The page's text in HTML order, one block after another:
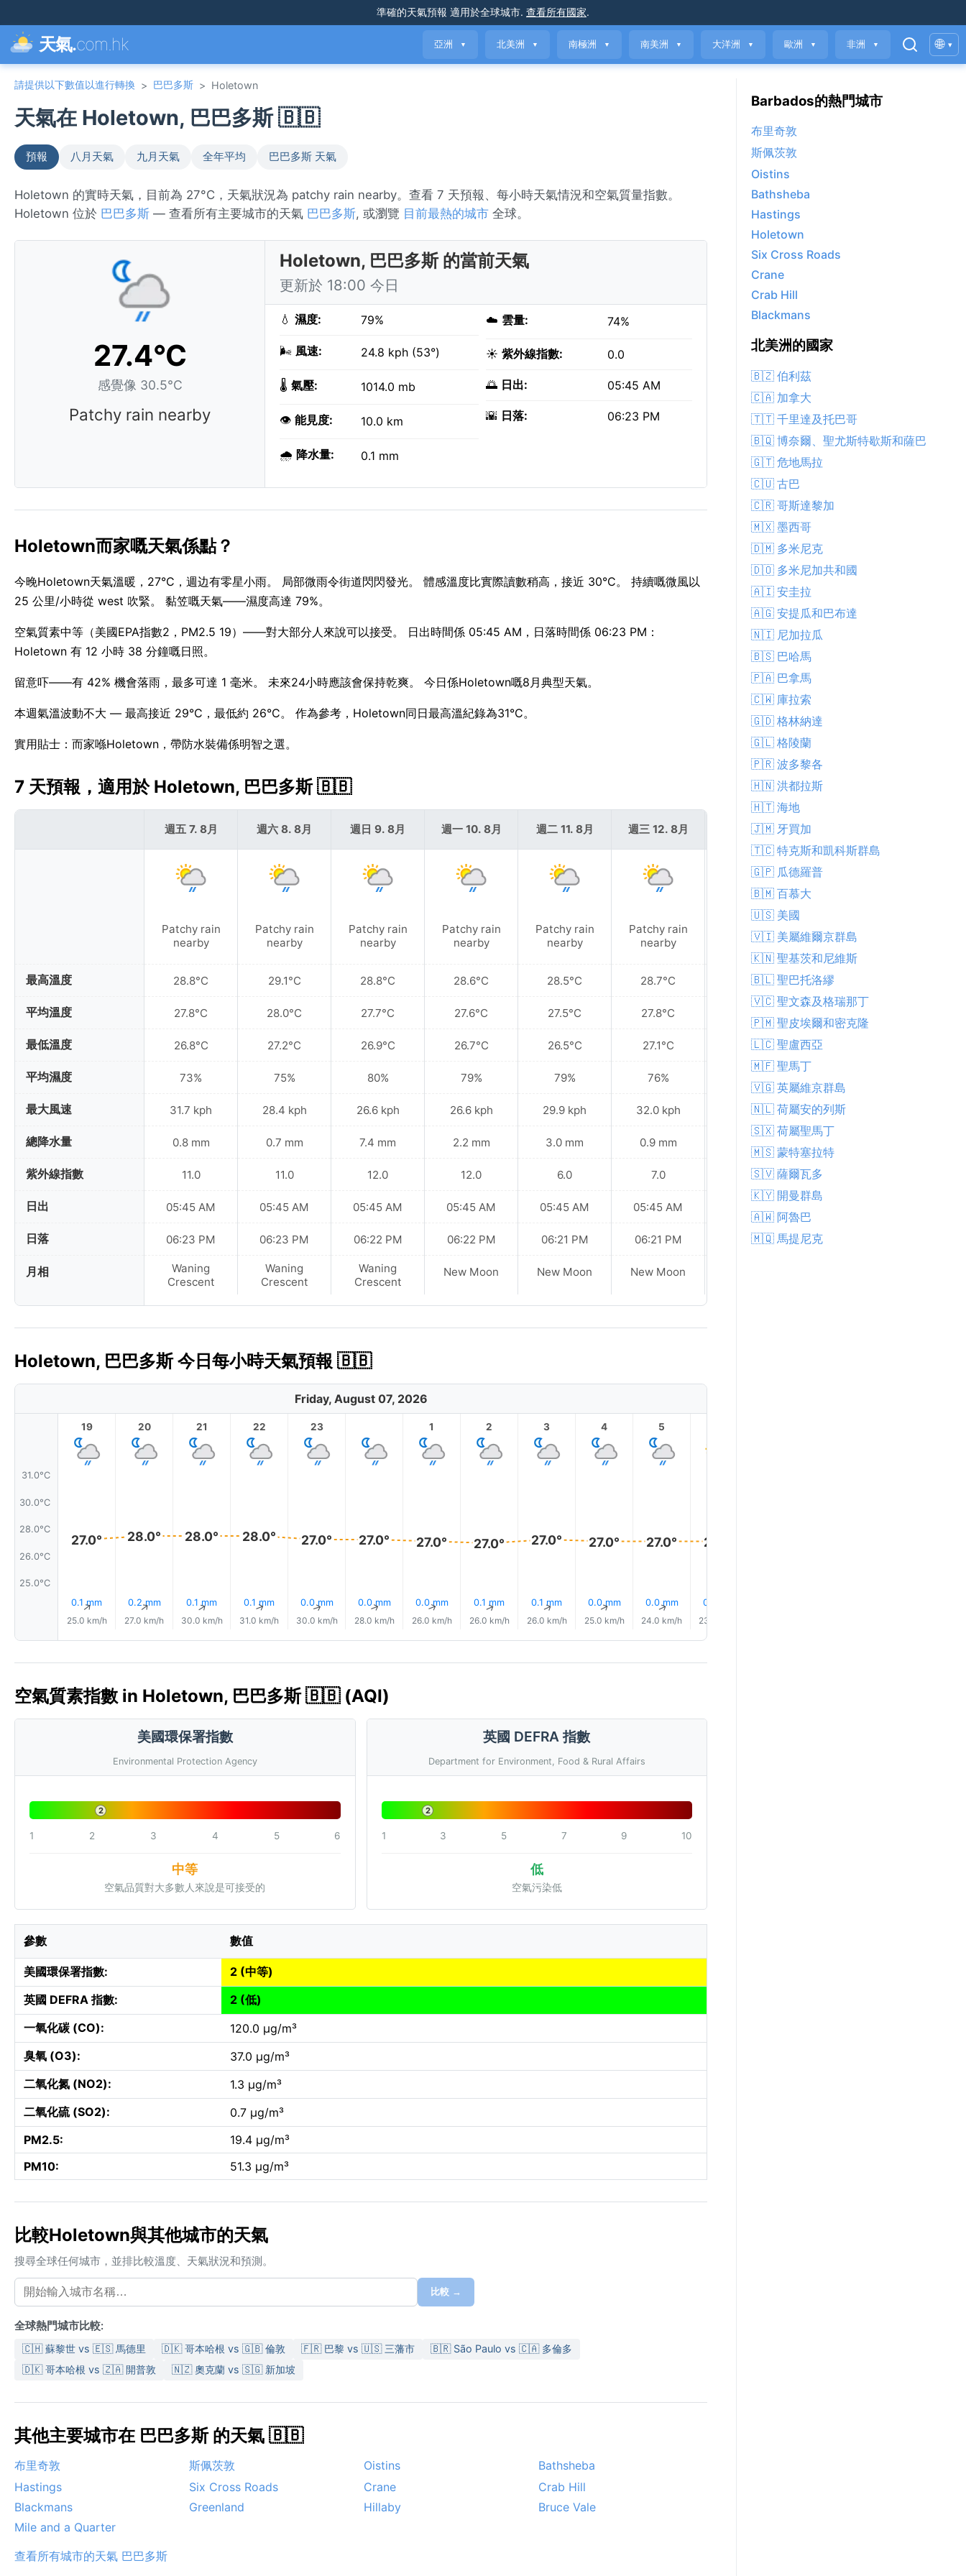
準確的天氣預報 適用於全球城市. 查看所有國家.
天氣.com.hk 亞洲 ▼ 北美洲 ▼ 南極洲 ▼ 南美洲 ▼ 大洋洲 ▼ 歐洲 ▼ 非洲 ▼ 🌐 ▾
請提供以下數值以進行轉換 > 巴巴多斯 > Holetown
天氣在 Holetown, 巴巴多斯 🇧🇧
預報 八月天氣 九月天氣 全年平均 巴巴多斯 天氣
Holetown 的實時天氣，目前為 27°C，天氣狀況為 patchy rain nearby。查看 7 天預報、每小時天氣情況和空氣質量指數。
Holetown 位於 巴巴多斯 — 查看所有主要城市的天氣 巴巴多斯, 或瀏覽 目前最熱的城市 全球。
27.4°C
感覺像 30.5°C
Patchy rain nearby
Holetown, 巴巴多斯 的當前天氣
更新於 18:00 今日
💧 濕度: 79%
🌬️ 風速: 24.8 kph (53°)
🌡️ 氣壓: 1014.0 mb
👁️ 能見度: 10.0 km
🌧️ 降水量: 0.1 mm
☁️ 雲量: 74%
☀️ 紫外線指數: 0.0
🌅 日出: 05:45 AM
🌇 日落: 06:23 PM
Holetown而家嘅天氣係點？
今晚Holetown天氣溫暖，27°C，週边有零星小雨。 局部微雨令街道閃閃發光。 體感溫度比實際讀數稍高，接近 30°C。 持續嘅微風以
25 公里/小時從 west 吹緊。 黏笠嘅天氣——濕度高達 79%。
空氣質素中等（美國EPA指數2，PM2.5 19）——對大部分人來說可以接受。 日出時間係 05:45 AM，日落時間係 06:23 PM：
Holetown 有 12 小時 38 分鐘嘅日照。
留意吓——有 42% 機會落雨，最多可達 1 毫米。 未來24小時應該會保持乾爽。 今日係Holetown嘅8月典型天氣。
本週氣溫波動不大 — 最高接近 29°C，最低約 26°C。 作為參考，Holetown同日最高溫紀錄為31°C。
實用貼士：而家喺Holetown，帶防水裝備係明智之選。
7 天預報，適用於 Holetown, 巴巴多斯 🇧🇧
最高溫度
平均溫度
最低溫度
平均濕度
最大風速
總降水量
紫外線指數
日出
日落
月相
週五 7. 8月
Patchy rain
nearby
28.8°C
27.8°C
26.8°C
73%
31.7 kph
0.8 mm
11.0
05:45 AM
06:23 PM
Waning
Crescent
週六 8. 8月
Patchy rain
nearby
29.1°C
28.0°C
27.2°C
75%
28.4 kph
0.7 mm
11.0
05:45 AM
06:23 PM
Waning
Crescent
週日 9. 8月
Patchy rain
nearby
28.8°C
27.7°C
26.9°C
80%
26.6 kph
7.4 mm
12.0
05:45 AM
06:22 PM
Waning
Crescent
週一 10. 8月
Patchy rain
nearby
28.6°C
27.6°C
26.7°C
79%
26.6 kph
2.2 mm
12.0
05:45 AM
06:22 PM
New Moon
週二 11. 8月
Patchy rain
nearby
28.5°C
27.5°C
26.5°C
79%
29.9 kph
3.0 mm
6.0
05:45 AM
06:21 PM
New Moon
週三 12. 8月
Patchy rain
nearby
28.7°C
27.8°C
27.1°C
76%
32.0 kph
0.9 mm
7.0
05:45 AM
06:21 PM
New Moon
週四 13. 8月
Patchy rain
nearby
28.6°C
26.6°C
41.8 kph
7.0
06:20 PM
Holetown, 巴巴多斯 今日每小時天氣預報 🇧🇧
Friday, August 07, 2026
31.0°C
30.0°C
28.0°C
26.0°C
25.0°C
19
27.0°
0.1 mm
↑
25.0 km/h
20
28.0°
0.2 mm
↑
27.0 km/h
21
28.0°
0.1 mm
↑
30.0 km/h
22
28.0°
0.1 mm
↑
31.0 km/h
23
27.0°
0.0 mm
↑
30.0 km/h
27.0°
0.0 mm
↑
28.0 km/h
1
27.0°
0.0 mm
↑
26.0 km/h
2
27.0°
0.1 mm
↑
26.0 km/h
3
27.0°
0.1 mm
↑
26.0 km/h
4
27.0°
0.0 mm
↑
25.0 km/h
5
27.0°
0.0 mm
↑
24.0 km/h
27.0°
0.0 mm
23.0 km/h
空氣質素指數 in Holetown, 巴巴多斯 🇧🇧 (AQI)
美國環保署指數
Environmental Protection Agency
2
1 2 3 4 5 6
中等
空氣品質對大多數人來說是可接受的
英國 DEFRA 指數
Department for Environment, Food & Rural Affairs
2
1 3 5 7 9 10
低
空氣污染低
參數 數值
美國環保署指數:
2 (中等)
英國 DEFRA 指數:
2 (低)
一氧化碳 (CO):
120.0 µg/m³
臭氧 (O3):
37.0 µg/m³
二氧化氮 (NO2):
1.3 µg/m³
二氧化硫 (SO2):
0.7 µg/m³
PM2.5:
19.4 µg/m³
PM10:
51.3 µg/m³
比較Holetown與其他城市的天氣
搜尋全球任何城市，並排比較溫度、天氣狀況和預測。
比較 →
全球熱門城市比較:
🇨🇭 蘇黎世 vs 🇪🇸 馬德里 🇩🇰 哥本哈根 vs 🇬🇧 倫敦 🇫🇷 巴黎 vs 🇺🇸 三藩市
🇧🇷 São Paulo vs 🇨🇦 多倫多
🇩🇰 哥本哈根 vs 🇿🇦 開普敦
🇳🇿 奧克蘭 vs 🇸🇬 新加坡
其他主要城市在 巴巴多斯 的天氣 🇧🇧
布里奇敦 斯佩茨敦 Oistins
Bathsheba
Hastings
Six Cross Roads Crane
Crab Hill
Blackmans
Greenland Hillaby
Bruce Vale
Mile and a Quarter
查看所有城市的天氣 巴巴多斯
Barbados的熱門城市
布里奇敦
斯佩茨敦
Oistins
Bathsheba
Hastings
Holetown
Six Cross Roads
Crane
Crab Hill
Blackmans
北美洲的國家
🇧🇿 伯利茲
🇨🇦 加拿大
🇹🇹 千里達及托巴哥
🇧🇶 博奈爾、聖尤斯特歇斯和薩巴
🇬🇹 危地馬拉
🇨🇺 古巴
🇨🇷 哥斯達黎加
🇲🇽 墨西哥
🇩🇲 多米尼克
🇩🇴 多米尼加共和國
🇦🇮 安圭拉
🇦🇬 安提瓜和巴布達
🇳🇮 尼加拉瓜
🇧🇸 巴哈馬
🇵🇦 巴拿馬
🇨🇼 庫拉索
🇬🇩 格林納達
🇬🇱 格陵蘭
🇵🇷 波多黎各
🇭🇳 洪都拉斯
🇭🇹 海地
🇯🇲 牙買加
🇹🇨 特克斯和凱科斯群島
🇬🇵 瓜德羅普
🇧🇲 百慕大
🇺🇸 美國
🇻🇮 美屬維爾京群島
🇰🇳 聖基茨和尼維斯
🇧🇱 聖巴托洛繆
🇻🇨 聖文森及格瑞那丁
🇵🇲 聖皮埃爾和密克隆
🇱🇨 聖盧西亞
🇲🇫 聖馬丁
🇻🇬 英屬維京群島
🇳🇱 荷屬安的列斯
🇸🇽 荷屬聖馬丁
🇲🇸 蒙特塞拉特
🇸🇻 薩爾瓦多
🇰🇾 開曼群島
🇦🇼 阿魯巴
🇲🇶 馬提尼克